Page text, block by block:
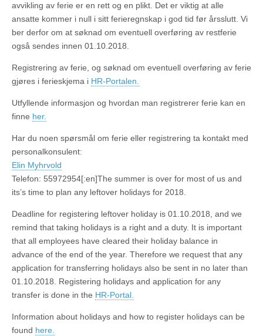
avvikling av ferie er en rett og en plikt. Det er viktig at alle
ansatte kommer i null i sitt ferieregnskap i god tid før årsslutt. Vi
ber derfor om at søknad om eventuell overføring av restferie
også sendes innen 01.10.2018.
Registrering av ferie, og søknad om eventuell overføring av ferie
gjøres i ferieskjema i HR-Portalen.
Utfyllende informasjon og hvordan man registrerer ferie kan en
finne her.
Har du noen spørsmål om ferie eller registrering ta kontakt med
personalkonsulent:
Elin Myhrvold
Telefon: 55972954[:en]The summer is over for most of us and
its’s time to plan any leftover holidays for 2018.
Deadline for registering leftover holiday is 01.10.2018, and we
remind that taking holidays is a right and a duty. It is important
that all employees have cleared their holiday balance in
advance of the end of the year. Therefore we request that any
application for transferring holidays also be sent in no later than
01.10.2018. Registering holidays and application for any
transfer is done in the HR-Portal.
Information about holidays and how to register holidays can be
found here.